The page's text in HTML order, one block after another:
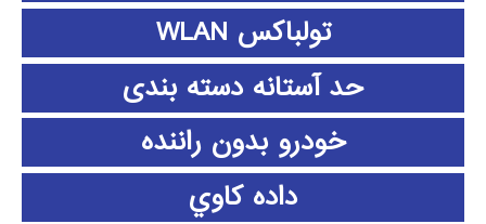
تولباکس WLAN
حد آستانه دسته بندی
خودرو بدون راننده
داده كاوي